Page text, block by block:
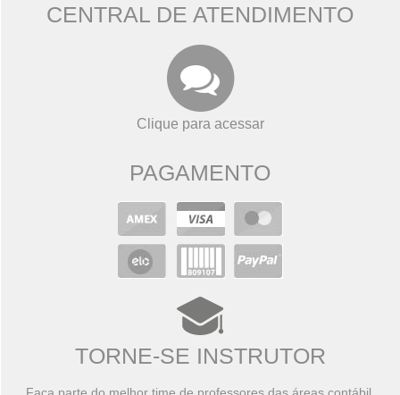
CENTRAL DE ATENDIMENTO
Clique para acessar
PAGAMENTO
TORNE-SE INSTRUTOR